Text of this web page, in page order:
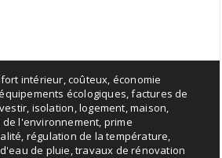
intérieur,coûteux, économie
écologiques,factures de
, isolation,logement,maison,
l'environnement, prime
, régulation de la température,
de pluie,travaux de rénovation